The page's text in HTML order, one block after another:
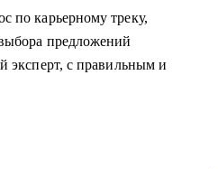
по карьерному треку,
предложений
эксперт, с правильным и